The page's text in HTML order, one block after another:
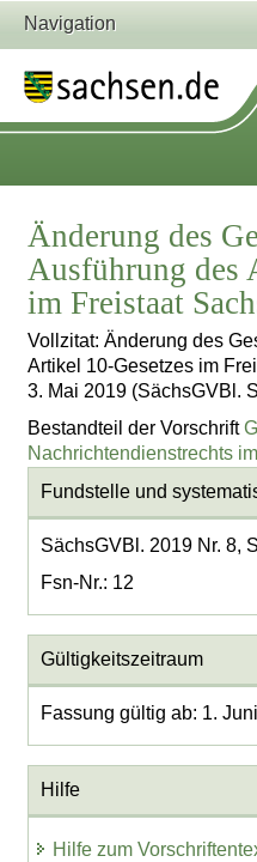
Navigation
Änderung des
Ausführung des
im Freistaat
Vollzitat: Änderung des
Artikel 10-Gesetzes im
3. Mai 2019 (SächsGVBl.
Bestandteil der Vorschrift
Nachrichtendienstrechts
Fundstelle und
SächsGVBl. 2019 Nr. 8,
Fsn-Nr.: 12
Gültigkeitszeitraum
Fassung gültig ab: 1.
Hilfe
Hilfe zum